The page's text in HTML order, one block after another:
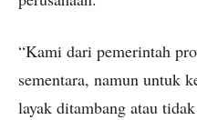
“Kami dari pemerintah
sementara, namun untuk
layak ditambang atau